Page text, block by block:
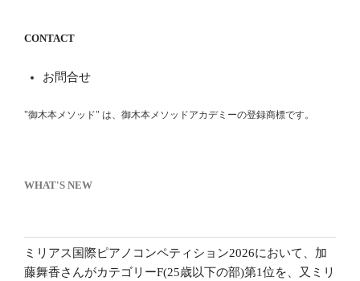
CONTACT
お問合せ
"御木本メソッド" は、御木本メソッドアカデミーの登録商標です。
WHAT'S NEW
ミリアス国際ピアノコンペティション2026において、加
藤舞香さんがカテゴリーF(25歳以下の部)第1位を、又ミリ